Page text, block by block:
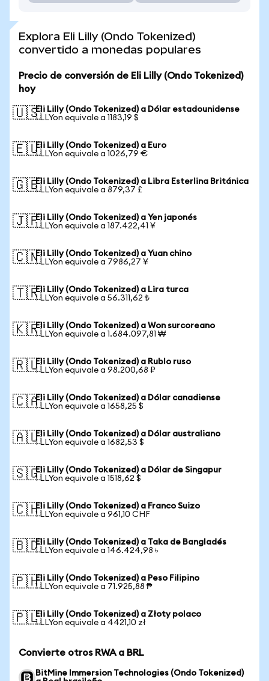
Explora Eli Lilly (Ondo Tokenized)
convertido a monedas populares
Precio de conversión de Eli Lilly (Ondo Tokenized)
hoy
🇺🇸Eli Lilly (Ondo Tokenized) a Dólar estadounidense
1 LLYon equivale a 1183,19 $
🇪🇺Eli Lilly (Ondo Tokenized) a Euro
1 LLYon equivale a 1026,79 €
🇬🇧Eli Lilly (Ondo Tokenized) a Libra Esterlina Británica
1 LLYon equivale a 879,37 £
🇯🇵Eli Lilly (Ondo Tokenized) a Yen japonés
1 LLYon equivale a 187.422,41 ¥
🇨🇳Eli Lilly (Ondo Tokenized) a Yuan chino
1 LLYon equivale a 7986,27 ¥
🇹🇷Eli Lilly (Ondo Tokenized) a Lira turca
1 LLYon equivale a 56.311,62 ₺
🇰🇷Eli Lilly (Ondo Tokenized) a Won surcoreano
1 LLYon equivale a 1.684.097,81 ₩
🇷🇺Eli Lilly (Ondo Tokenized) a Rublo ruso
1 LLYon equivale a 98.200,68 ₽
🇨🇦Eli Lilly (Ondo Tokenized) a Dólar canadiense
1 LLYon equivale a 1658,25 $
🇦🇺Eli Lilly (Ondo Tokenized) a Dólar australiano
1 LLYon equivale a 1682,53 $
🇸🇬Eli Lilly (Ondo Tokenized) a Dólar de Singapur
1 LLYon equivale a 1518,62 $
🇨🇭Eli Lilly (Ondo Tokenized) a Franco Suizo
1 LLYon equivale a 961,10 CHF
🇧🇩Eli Lilly (Ondo Tokenized) a Taka de Bangladés
1 LLYon equivale a 146.424,98 ৳
🇵🇭Eli Lilly (Ondo Tokenized) a Peso Filipino
1 LLYon equivale a 71.925,88 ₱
🇵🇱Eli Lilly (Ondo Tokenized) a Złoty polaco
1 LLYon equivale a 4421,10 zł
Convierte otros RWA a BRL
BitMine Immersion Technologies (Ondo Tokenized)